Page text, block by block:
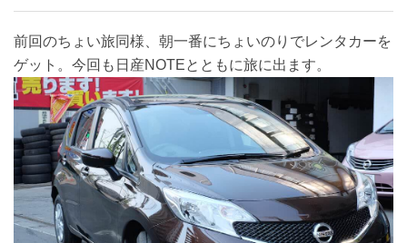
前回のちょい旅同様、朝一番にちょいのりでレンタカーを
ゲット。今回も日産NOTEとともに旅に出ます。